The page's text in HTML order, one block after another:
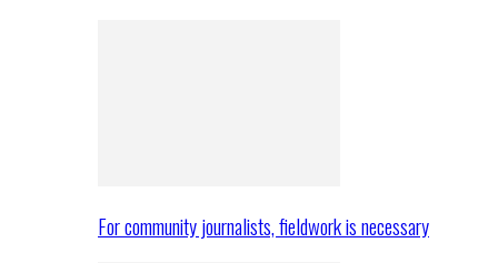
For community journalists, fieldwork is necessary